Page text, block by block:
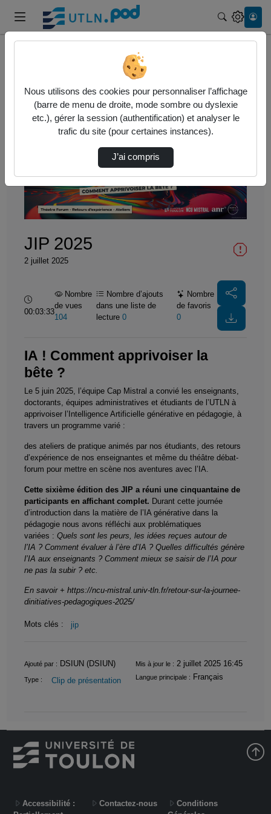
JIP 2025
Lire
la
JIP 2025
2 juillet 2025
Durée :
00:03:33
Nombre
de vues
104
Nombre d’ajouts
dans une liste de
lecture 0
Nombre
de favoris
0
IA ! Comment apprivoiser la
bête ?
Le 5 juin 2025, l’équipe Cap Mistral a convié les enseignants,
doctorants, équipes administratives et étudiants de l’UTLN à
apprivoiser l’Intelligence Artificielle générative en pédagogie, à
travers un programme varié :
des ateliers de pratique animés par nos étudiants, des retours
d’expérience de nos enseignantes et même du théâtre débat-
forum pour mettre en scène nos aventures avec l’IA.
Cette sixième édition des JIP a réuni une cinquantaine de
participants en affichant complet. Durant cette journée
d’introduction dans la matière de l’IA générative dans la
pédagogie nous avons réfléchi aux problématiques
variées :Quels sont les peurs, les idées reçues autour de
l’IA ? Comment évaluer à l’ère d’IA ? Quelles difficultés génère
l’IA aux enseignants ? Comment mieux se saisir de l’IA pour
ne pas la subir ? etc.
En savoir + https://ncu-mistral.univ-tln.fr/retour-sur-la-journee-
dinitiatives-pedagogiques-2025/
Mots clés : jip
Informations
Ajouté par : DSIUN (DSIUN) Mis à jour le : 2 juillet 2025 16:45
Type : Clip de présentation Langue principale : Français
Accessibilité :
Contactez-nous
Conditions
Nous utilisons des cookies pour personnaliser l’affichage
(barre de menu de droite, mode sombre ou dyslexie
etc.), gérer la session (authentification) et analyser le
trafic du site (pour certaines instances).
J’ai compris